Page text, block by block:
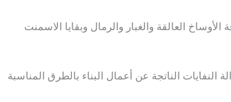
العالقة والغبار والرمال وبقايا الاسمنت
النفايات الناتجة عن أعمال البناء بالطرق المناسبة